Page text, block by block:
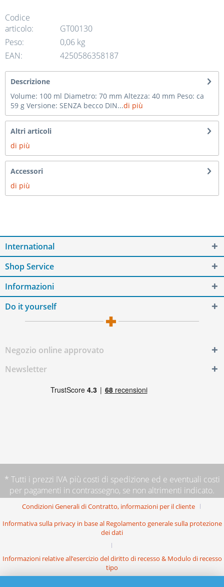
Codice
articolo:
GT00130
Peso:
0,06 kg
EAN:
4250586358187
Descrizione
Volume: 100 ml Diametro: 70 mm Altezza: 40 mm Peso: ca
59 g Versione: SENZA becco DIN...di più
Altri articoli
di più
Accessori
di più
International
Shop Service
Informazioni
Do it yourself
Negozio online approvato
Newsletter
* Tutti i prezzi IVA più costi di spedizione ed e eventuali costi
per pagamenti in contrassegno, se non altrimenti indicato.
Condizioni Generali di Contratto, informazioni per il cliente
Informativa sulla privacy in base al Regolamento generale sulla protezione
dei dati
Informazioni relative all’esercizio del diritto di recesso & Modulo di recesso
tipo